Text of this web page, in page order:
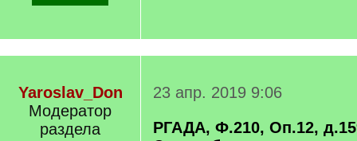
Yaroslav_Don
Модератор
раздела
23 апр. 2019 9:06
РГАДА, Ф.210, Оп.12,